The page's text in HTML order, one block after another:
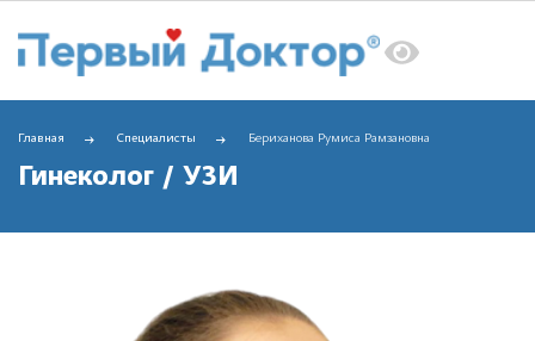
Главная Специалисты Бериханова Румиса Рамзановна
Гинеколог / УЗИ